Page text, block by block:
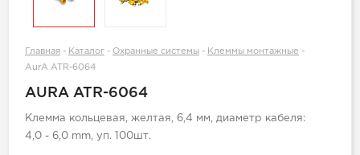
Главная - Каталог - Охранные системы - Клеммы монтажные -
AurA ATR-6064
AURA ATR-6064
Клемма кольцевая, желтая, 6,4 мм, диаметр кабеля:
4,0 - 6,0 mm, уп. 100шт.